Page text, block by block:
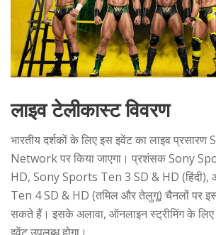
लाइव टेलीकास्ट विवरण
भारतीय दर्शकों के लिए इस इवेंट का लाइव
Network पर किया जाएगा। प्रशंसक Sony
HD, Sony Sports Ten 3 SD & HD
Ten 4 SD & HD (तमिल और तेलुगू) चैनलों पर
सकते हैं। इसके अलावा, ऑनलाइन स्ट्रीमिंग के